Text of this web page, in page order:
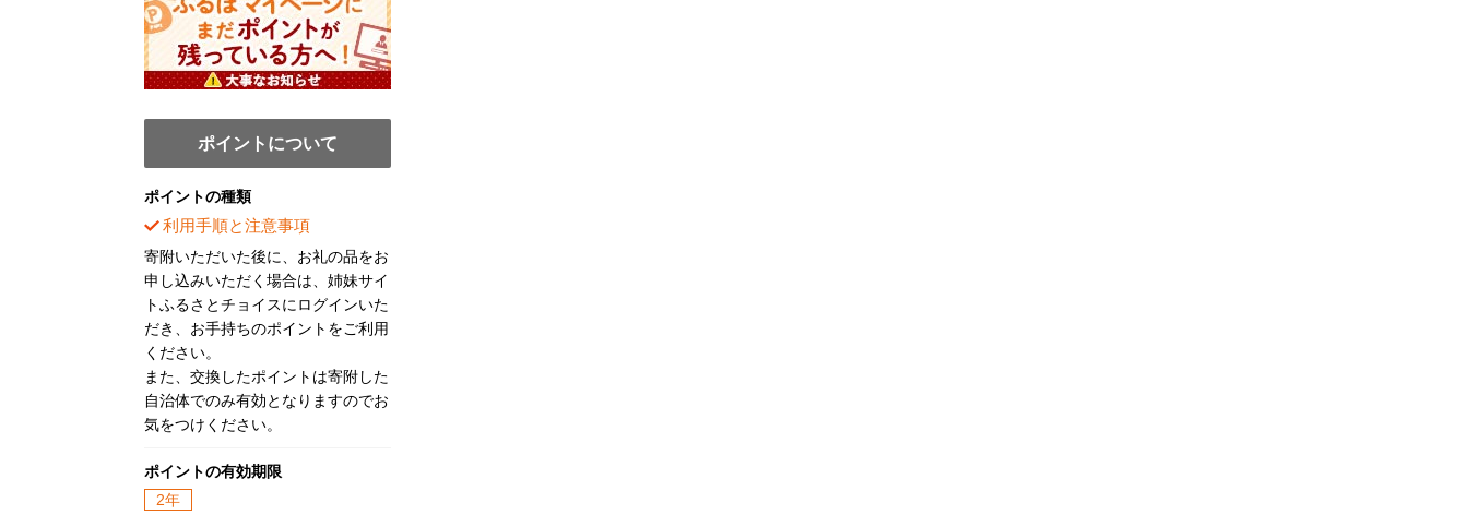
ポイントについて
ポイントの種類
利用手順と注意事項
寄附いただいた後に、お礼の品をお
申し込みいただく場合は、姉妹サイ
トふるさとチョイスにログインいた
だき、お手持ちのポイントをご利用
ください。
また、交換したポイントは寄附した
自治体でのみ有効となりますのでお
気をつけください。
ポイントの有効期限
2年